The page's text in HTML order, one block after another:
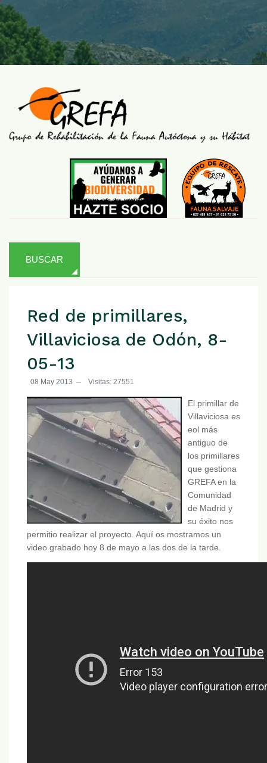
BUSCAR
Red de primillares,
Villaviciosa de Odón, 8-
05-13
08 May 2013 Visitas: 27551
El primillar de
Villaviciosa es
eol más
antiguo de
los primillares
que gestiona
GREFA en la
Comunidad
de Madrid y
su éxito nos
permitio realizar el proyecto. Aquí os mostramos un
video grabado hoy 8 de mayo a las dos de la tarde.